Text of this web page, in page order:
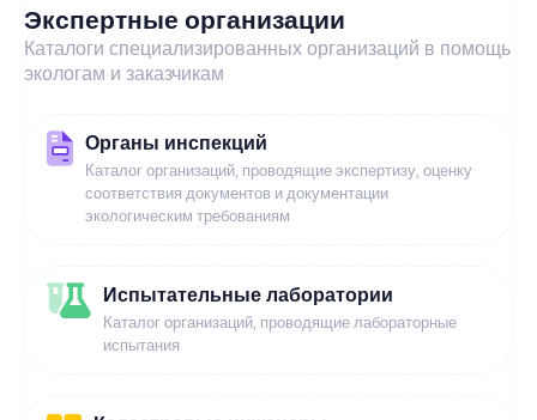
Экспертные организации
Каталоги специализированных организаций в помощь
экологам и заказчикам
Органы инспекций
Каталог организаций, проводящие экспертизу, оценку
соответствия документов и документации
экологическим требованиям
Испытательные лаборатории
Каталог организаций, проводящие лабораторные
испытания